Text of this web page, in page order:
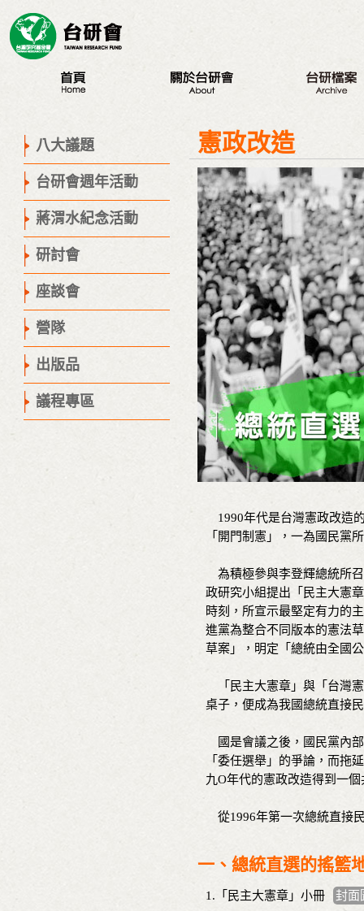
董事會
台研會週年活動
蔣渭水紀念活動
研討會
座談會
營隊
出版品
議程專區
八大議題
台研會週年活動
蔣渭水紀念活動
研討會
座談會
營隊
出版品
議程專區
憲政改造
1990年代是台灣憲政改造
「開門制憲」，一為國民黨
為積極參與李登輝總統所
政研究小組提出「民主大憲
時刻，所宣示最堅定有力的
進黨為整合不同版本的憲法
草案」，明定「總統由全國
「民主大憲章」與「台灣
桌子，便成為我國總統直接
國是會議之後，國民黨內
「委任選舉」的爭論，而拖
九O年代的憲政改造得到一
從1996年第一次總統直接
一、總統直選的搖籃
1.「民主大憲章」小冊
封面